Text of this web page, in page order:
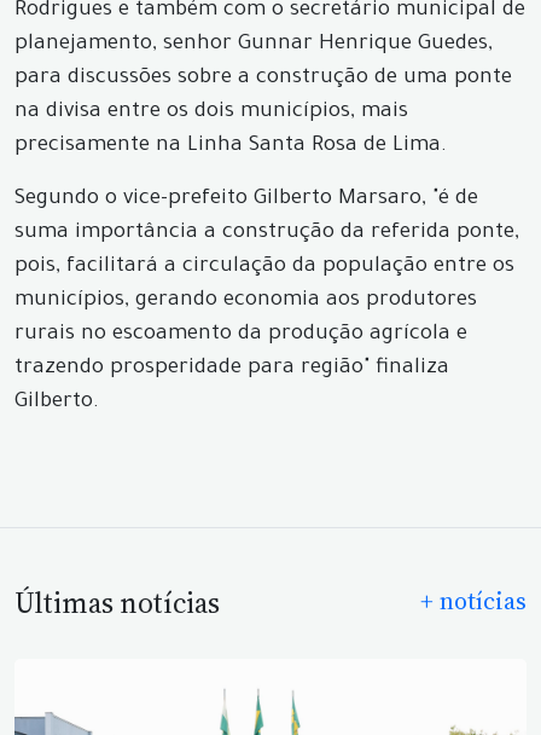
Rodrigues e também com o secretário municipal de
planejamento, senhor Gunnar Henrique Guedes,
para discussões sobre a construção de uma ponte
na divisa entre os dois municípios, mais
precisamente na Linha Santa Rosa de Lima.
Segundo o vice-prefeito Gilberto Marsaro, "é de
suma importância a construção da referida ponte,
pois, facilitará a circulação da população entre os
municípios, gerando economia aos produtores
rurais no escoamento da produção agrícola e
trazendo prosperidade para região" finaliza
Gilberto.
Últimas notícias + notícias